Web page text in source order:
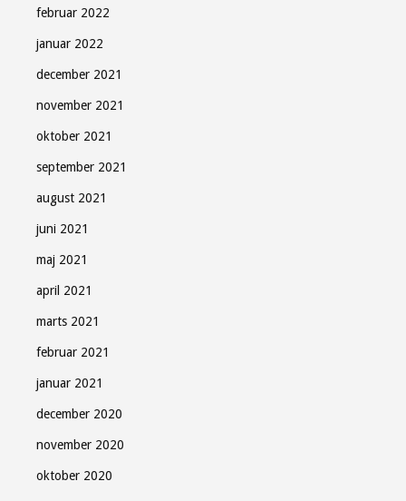
februar 2022
januar 2022
december 2021
november 2021
oktober 2021
september 2021
august 2021
juni 2021
maj 2021
april 2021
marts 2021
februar 2021
januar 2021
december 2020
november 2020
oktober 2020